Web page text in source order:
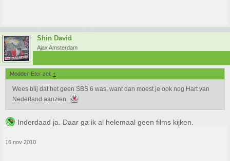
Shin David
Ajax Amsterdam
Modder-Eter zei: ↑
Wees blij dat het geen SBS 6 was, want dan moest je ook nog Hart van
Nederland aanzien.
Inderdaad ja. Daar ga ik al helemaal geen films kijken.
16 nov 2010